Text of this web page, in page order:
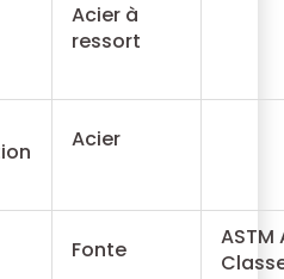
Acier à
ressort
Acier
Fonte
ASTM